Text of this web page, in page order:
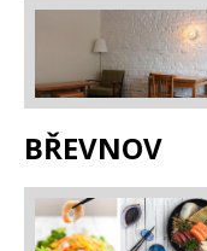
BŘEVNOV